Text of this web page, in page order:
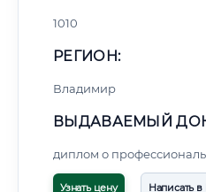
1010
РЕГИОН:
Владимир
ВЫДАВАЕМЫЙ
диплом о
Узнать цену Написать в